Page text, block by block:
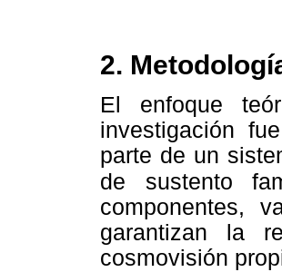
2.
El enfoque
investigación
parte de un
de sustento
componentes,
garantizan la
cosmovisión